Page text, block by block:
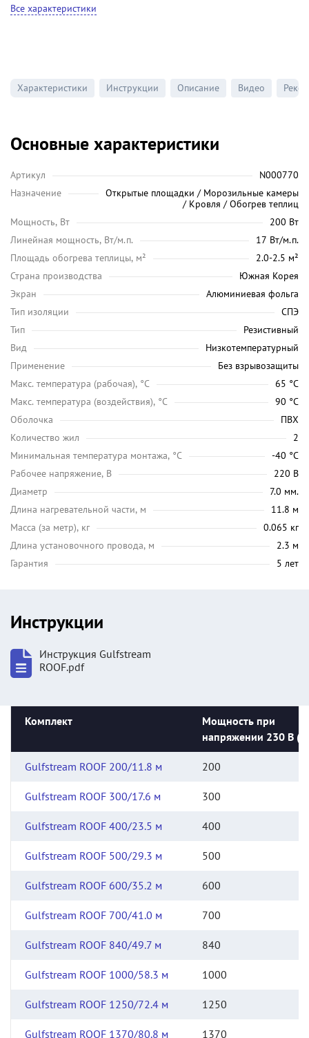
Все характеристики
Характеристики Инструкции Описание Видео
Основные характеристики
Артикул
N000770
Назначение
Открытые площадки / Морозильные камеры
/ Кровля / Обогрев теплиц
Мощность, Вт
200 Вт
Линейная мощность, Вт/м.п.
17 Вт/м.п.
Площадь обогрева теплицы, м²
2.0-2.5 м²
Страна производства
Южная Корея
Экран
Алюминиевая фольга
Тип изоляции
СПЭ
Тип
Резистивный
Вид
Низкотемпературный
Применение
Без взрывозащиты
Maкс. температура (рабочая), °C
65 °C
Макс. температура (воздействия), °C
90 °C
Оболочка
ПВХ
Количество жил
2
Минимальная температура монтажа, °C
-40 °C
Рабочее напряжение, В
220 В
Диаметр
7.0 мм.
Длина нагревательной части, м
11.8 м
Масса (за метр), кг
0.065 кг
Длина установочного провода, м
2.3 м
Гарантия
5 лет
Инструкции
Инструкция Gulfstream
ROOF.pdf
Комплект
Мощность при
напряжении 230 В
Gulfstream ROOF 200/11.8 м 200
Gulfstream ROOF 300/17.6 м 300
Gulfstream ROOF 400/23.5 м 400
Gulfstream ROOF 500/29.3 м 500
Gulfstream ROOF 600/35.2 м 600
Gulfstream ROOF 700/41.0 м 700
Gulfstream ROOF 840/49.7 м 840
Gulfstream ROOF 1000/58.3 м 1000
Gulfstream ROOF 1250/72.4 м 1250
Gulfstream ROOF 1370/80.8 м 1370